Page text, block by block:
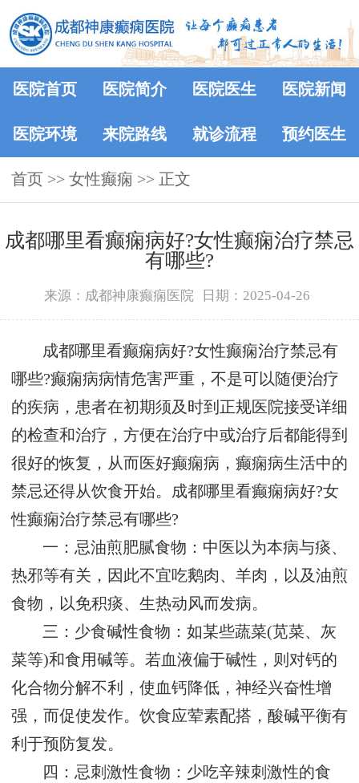
医院首页 医院简介 医院医生 医院新闻
医院环境 来院路线 就诊流程 预约医生
首页 >> 女性癫痫 >> 正文
成都哪里看癫痫病好?女性癫痫治疗禁忌
有哪些?
来源：成都神康癫痫医院 日期：2025-04-26
成都哪里看癫痫病好?女性癫痫治疗禁忌有
哪些?癫痫病病情危害严重，不是可以随便治疗
的疾病，患者在初期须及时到正规医院接受详细
的检查和治疗，方便在治疗中或治疗后都能得到
很好的恢复，从而医好癫痫病，癫痫病生活中的
禁忌还得从饮食开始。成都哪里看癫痫病好?女
性癫痫治疗禁忌有哪些?
一：忌油煎肥腻食物：中医以为本病与痰、
热邪等有关，因此不宜吃鹅肉、羊肉，以及油煎
食物，以免积痰、生热动风而发病。
三：少食碱性食物：如某些蔬菜(苋菜、灰
菜等)和食用碱等。若血液偏于碱性，则对钙的
化合物分解不利，使血钙降低，神经兴奋性增
强，而促使发作。饮食应荤素配搭，酸碱平衡有
利于预防复发。
四：忌刺激性食物：少吃辛辣刺激性的食